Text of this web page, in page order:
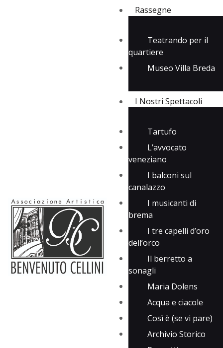
Rassegne
Teatrando per il
quartiere
Museo Villa Breda
I Nostri Spettacoli
Tartufo
L’avvocato
veneziano
I balconi sul
canalazzo
I musicanti di
brema
I tre capelli d’oro
dell’orco
Il berretto a
sonagli
Maria Dolens
Acqua e ciacole
Così è (se vi pare)
Archivio Storico
I Nostri Spettacoli